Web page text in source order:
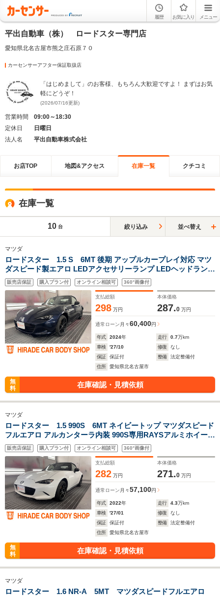
履歴 お気に入り メニュー
平出自動車（株） ロードスター専門店
愛知県北名古屋市熊之庄石原７０
カーセンサーアフター保証取扱店
「はじめまして」のお客様、もちろん大歓迎ですよ！ まずはお気
軽にどうぞ！
(2026/07/16更新)
営業時間
09:00～18:30
定休日
日曜日
法人名
平出自動車株式会社
お店TOP 地図&アクセス 在庫一覧 クチコミ
在庫一覧
10 台 絞り込み 並べ替え
マツダ
ロードスター 1.5 S 6MT 後期 アップルカープレイ対応 マツ
ダスピード製エアロ LEDアクセサリーランプ LEDヘッドランプ
283クリアランスソナー ETC ドラレコ
販売店保証 購入プラン付 オンライン相談可 360°画像付
支払総額
298 万円
本体価格
287.0 万円
通常ローン 月々60,400円
年式 2024年 走行 0.7万km
車検
'27/10 修復
なし
保証
保証付 整備
法定整備付
住所
愛知県北名古屋市
無
料
在庫確認・見積依頼
マツダ
ロードスター 1.5 990S 6MT ネイビートップ マツダスピード
フルエアロ アルカンターラ内装 990S専用RAYSアルミホイール
パーキングセンサー 衝突安全装置
販売店保証 購入プラン付 オンライン相談可 360°画像付
支払総額
282 万円
本体価格
271.0 万円
通常ローン 月々57,100円
年式 2022年 走行 4.3万km
車検
'27/01 修復
なし
保証
保証付 整備
法定整備付
住所
愛知県北名古屋市
無
料
在庫確認・見積依頼
マツダ
ロードスター 1.6 NR-A 5MT マツダスピードフルエアロ